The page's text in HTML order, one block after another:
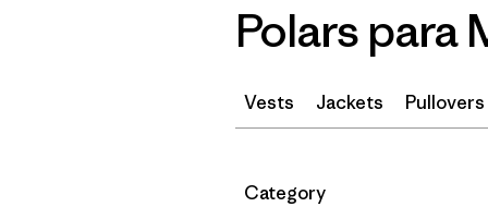
Polars para
Vests Jackets Pullovers
Filtrar por
Category